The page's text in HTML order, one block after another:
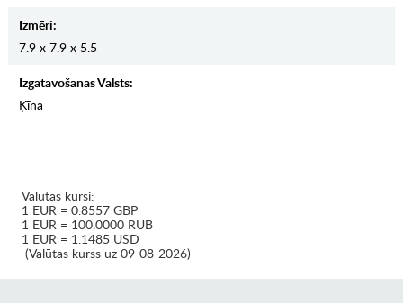
Izmēri:
7.9 x 7.9 x 5.5
Izgatavošanas Valsts:
Ķīna
Valūtas kursi:
1 EUR = 0.8557 GBP
1 EUR = 100.0000 RUB
1 EUR = 1.1485 USD
(Valūtas kurss uz 09-08-2026)